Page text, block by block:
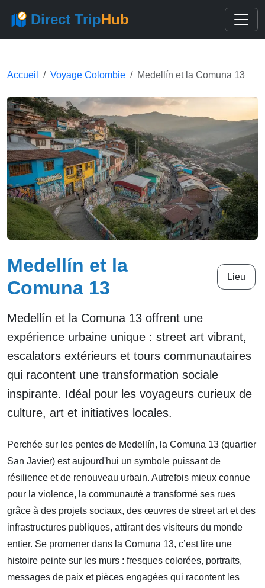
Direct TripHub
Accueil Voyage Colombie Medellín et la Comuna 13
Medellín et la
Comuna 13
Lieu
Medellín et la Comuna 13 offrent une
expérience urbaine unique : street art vibrant,
escalators extérieurs et tours communautaires
qui racontent une transformation sociale
inspirante. Idéal pour les voyageurs curieux de
culture, art et initiatives locales.
Perchée sur les pentes de Medellín, la Comuna 13 (quartier
San Javier) est aujourd'hui un symbole puissant de
résilience et de renouveau urbain. Autrefois mieux connue
pour la violence, la communauté a transformé ses rues
grâce à des projets sociaux, des œuvres de street art et des
infrastructures publiques, attirant des visiteurs du monde
entier. Se promener dans la Comuna 13, c’est lire une
histoire peinte sur les murs : fresques colorées, portraits,
messages de paix et pièces engagées qui racontent les